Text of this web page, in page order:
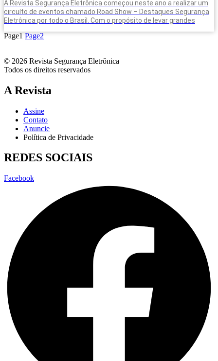
A Revista Segurança Eletrônica começou neste ano a realizar um
circuíto de eventos chamado Road Show – Destaques Segurança
Eletrônica por todo o Brasil. Com o propósito de levar grandes
Page1 Page2
© 2026 Revista Segurança Eletrônica
Todos os direitos reservados
A Revista
Assine
Contato
Anuncie
Política de Privacidade
REDES SOCIAIS
Facebook